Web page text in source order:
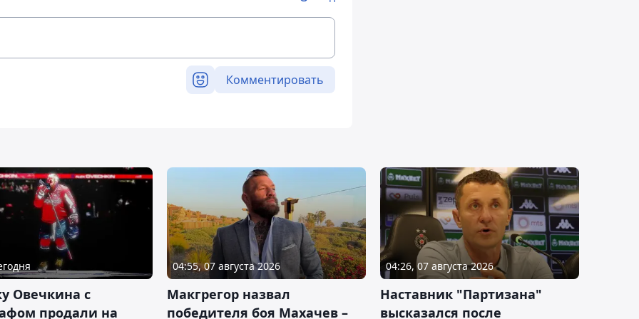
Комментировать
Овечкина с
продали на
04:55, 07 августа 2026
Макгрегор назвал
победителя боя Махачев –
04:26, 07 августа 2026
Наставник "Партизана"
высказался после